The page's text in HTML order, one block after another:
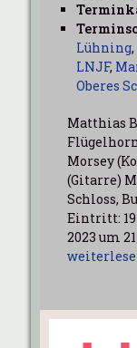
Lühning,
LNJF,
Oberes
Matthias
Morsey
(Gitarre)
Schloss,
Eintritt: 19
2023 um